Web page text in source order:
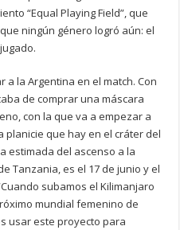
“Equal Playing Field”, que
ningún género logró aún: el
la Argentina en el match. Con
de comprar una máscara
con la que va a empezar a
que hay en el cráter del
estimada del ascenso a la
Tanzania, es el 17 de junio y el
subamos el Kilimanjaro
mundial femenino de
usar este proyecto para